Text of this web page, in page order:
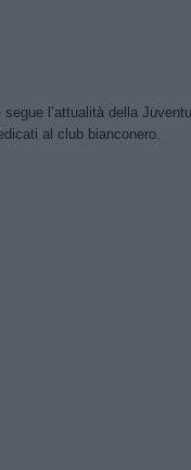
l’attualità della
al club bianconero.